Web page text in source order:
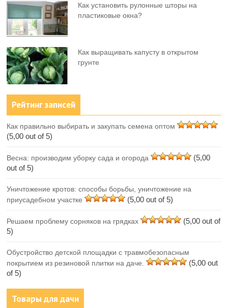
Как установить рулонные шторы на
пластиковые окна?
Как выращивать капусту в открытом
грунте
Рейтинг записей
Как правильно выбирать и закупать семена оптом
(5,00 out of 5)
Весна: производим уборку сада и огорода
(5,00
out of 5)
Уничтожение кротов: способы борьбы, уничтожение на
приусадебном участке
(5,00 out of 5)
Решаем проблему сорняков на грядках
(5,00 out of
5)
Обустройство детской площадки с травмобезопасным
покрытием из резиновой плитки на даче.
(5,00 out
of 5)
Товары для дачи